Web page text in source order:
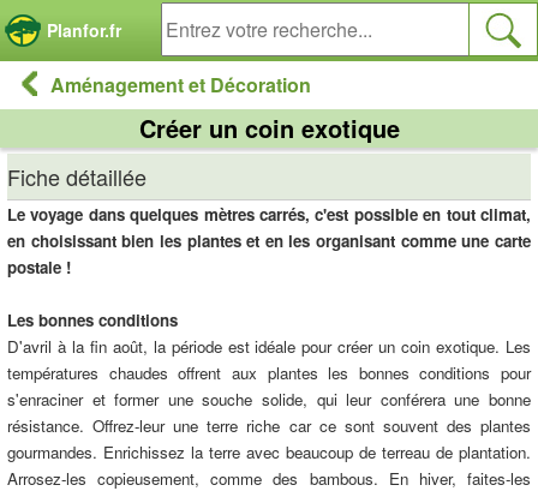
Planfor.fr
Aménagement et Décoration
Créer un coin exotique
Fiche détaillée
Le voyage dans quelques mètres carrés, c'est possible en tout climat,
en choisissant bien les plantes et en les organisant comme une carte
postale !
Les bonnes conditions
D'avril à la fin août, la période est idéale pour créer un coin exotique. Les
températures chaudes offrent aux plantes les bonnes conditions pour
s'enraciner et former une souche solide, qui leur conférera une bonne
résistance. Offrez-leur une terre riche car ce sont souvent des plantes
gourmandes. Enrichissez la terre avec beaucoup de terreau de plantation.
Arrosez-les copieusement, comme des bambous. En hiver, faites-les
Panneau de gestion des cookies